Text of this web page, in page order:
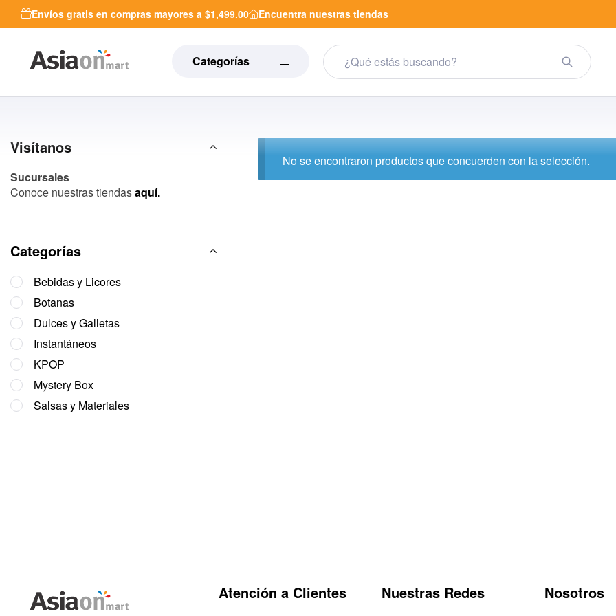
Envíos gratis en compras mayores a $1,499.00 Encuentra nuestras tiendas
Categorías
No se encontraron productos que concuerden con la selección.
Visítanos
Sucursales
Conoce nuestras tiendasaquí.
Categorías
Bebidas y Licores
Botanas
Dulces y Galletas
Instantáneos
KPOP
Mystery Box
Salsas y Materiales
Atención a Clientes Nuestras Redes Nosotros